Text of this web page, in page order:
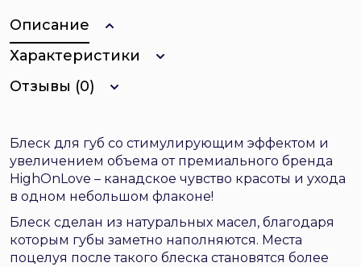
Описание
Характеристики
Отзывы (0)
Блеск для губ со стимулирующим эффектом и
увеличением объема от премиального бренда
HighOnLove – канадское чувство красоты и ухода
в одном небольшом флаконе!
Блеск сделан из натуральных масел, благодаря
которым губы заметно наполняются. Места
поцелуя после такого блеска становятся более